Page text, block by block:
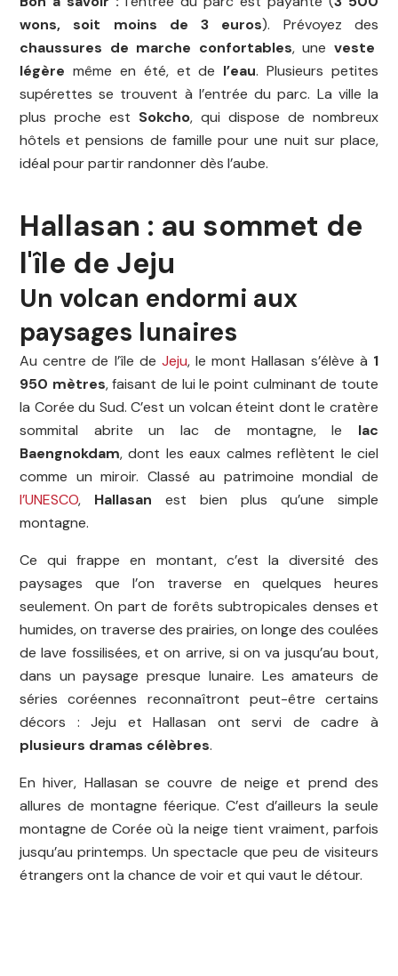
wons, soit moins de 3 euros). Prévoyez des
chaussures de marche confortables, une veste
légère même en été, et de l’eau. Plusieurs petites
supérettes se trouvent à l’entrée du parc. La ville la
plus proche est Sokcho, qui dispose de nombreux
hôtels et pensions de famille pour une nuit sur place,
idéal pour partir randonner dès l’aube.
Hallasan : au sommet de
l'île de Jeju
Un volcan endormi aux
paysages lunaires
Au centre de l’île de Jeju, le mont Hallasan s’élève à 1
950 mètres, faisant de lui le point culminant de toute
la Corée du Sud. C’est un volcan éteint dont le cratère
sommital abrite un lac de montagne, le lac
Baengnokdam, dont les eaux calmes reflètent le ciel
comme un miroir. Classé au patrimoine mondial de
l’UNESCO, Hallasan est bien plus qu’une simple
montagne.
Ce qui frappe en montant, c’est la diversité des
paysages que l’on traverse en quelques heures
seulement. On part de forêts subtropicales denses et
humides, on traverse des prairies, on longe des coulées
de lave fossilisées, et on arrive, si on va jusqu’au bout,
dans un paysage presque lunaire. Les amateurs de
séries coréennes reconnaîtront peut-être certains
décors : Jeju et Hallasan ont servi de cadre à
plusieurs dramas célèbres.
En hiver, Hallasan se couvre de neige et prend des
allures de montagne féerique. C’est d’ailleurs la seule
montagne de Corée où la neige tient vraiment, parfois
jusqu’au printemps. Un spectacle que peu de visiteurs
étrangers ont la chance de voir et qui vaut le détour.